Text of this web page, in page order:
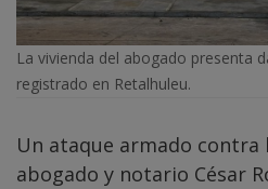
La vivienda del abogado presenta
registrado en Retalhuleu.
Un ataque armado contra
abogado y notario César